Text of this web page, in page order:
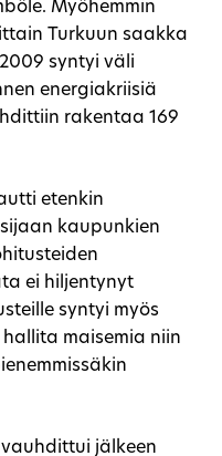
Myöhemmin
Turkuun saakka
syntyi väli
energiakriisiä
rakentaa 169
etenkin
kaupunkien
ei hiljentynyt
syntyi myös
maisemia niin
jälkeen